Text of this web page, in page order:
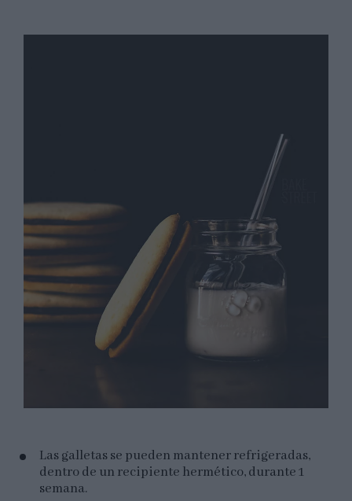
Las galletas se pueden mantener refrigeradas,
dentro de un recipiente hermético, durante 1
semana.